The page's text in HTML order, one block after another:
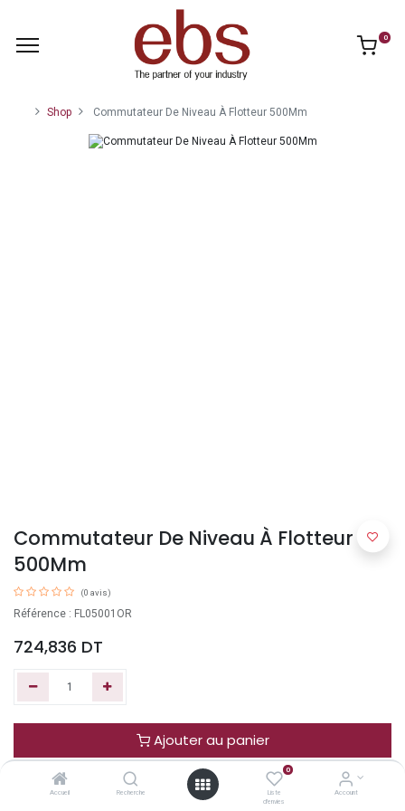
Accueil Recherche
0
Liste
d'envies
Account
0
Shop Commutateur De Niveau À Flotteur 500Mm
Commutateur De Niveau À Flotteur
500Mm
(0 avis)
Référence : FL05001OR
724,836 DT
Ajouter au panier
Acheter maintenant